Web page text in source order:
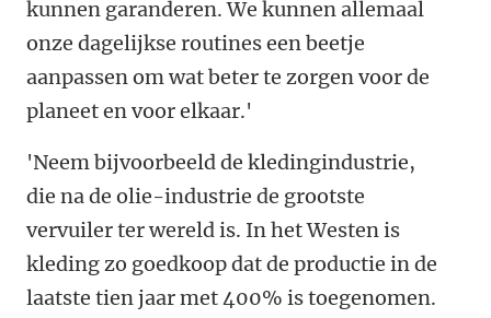
kunnen garanderen. We kunnen allemaal
onze dagelijkse routines een beetje
aanpassen om wat beter te zorgen voor de
planeet en voor elkaar.'
'Neem bijvoorbeeld de kledingindustrie,
die na de olie-industrie de grootste
vervuiler ter wereld is. In het Westen is
kleding zo goedkoop dat de productie in de
laatste tien jaar met 400% is toegenomen.